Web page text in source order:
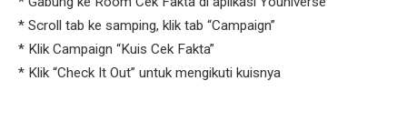
* Scroll tab ke samping, klik tab “Campaign”
* Klik Campaign “Kuis Cek Fakta”
* Klik “Check It Out” untuk mengikuti kuisnya